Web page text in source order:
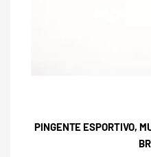
PINGENTE ESPORTIVO,